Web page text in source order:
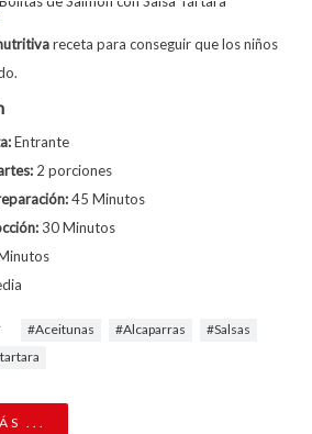
receta para conseguir que los niños
Entrante
2 porciones
45 Minutos
30 Minutos
Aceitunas Alcaparras
Salsas
tartara
...